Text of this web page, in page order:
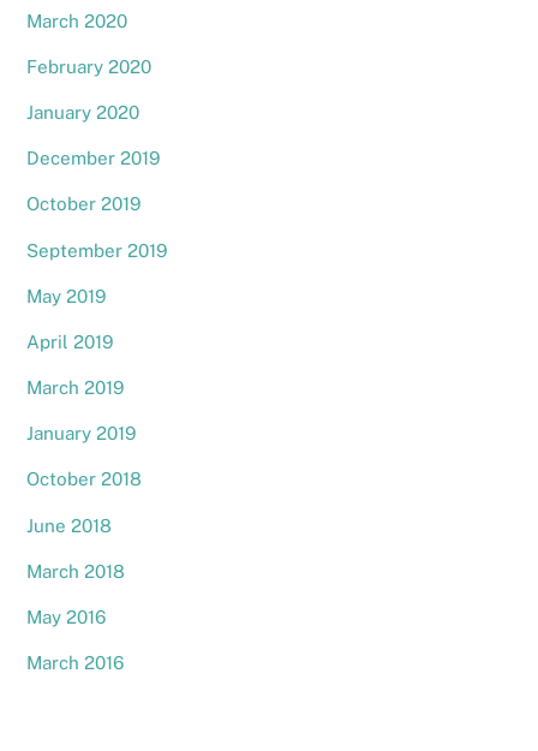
March 2020
February 2020
January 2020
December 2019
October 2019
September 2019
May 2019
April 2019
March 2019
January 2019
October 2018
June 2018
March 2018
May 2016
March 2016